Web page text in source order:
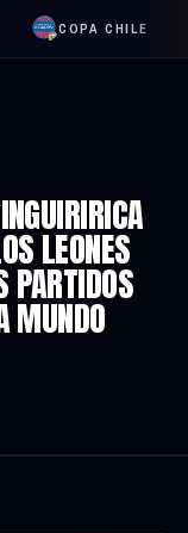
COPA CHILE
LEONES
PARTIDOS
MUNDO